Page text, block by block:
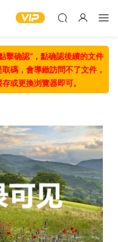
擊确認“，點确認後續的文件
碼，會導緻訪問不了文件，
或更換浏覽器即可。